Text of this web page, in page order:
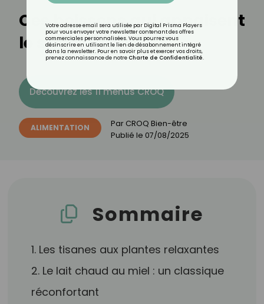
Ces boissons qui appaisent
le stress
Découvrez les 11 menus CROQ
ALIMENTATION Par CROQ Bien-être
Publié le 07/08/2025
Sommaire
1. Les tisanes aux plantes relaxantes
2. Le lait chaud au miel : un classique
réconfortant
Votre adresse email sera utilisée par Digital Prisma Players
pour vous envoyer votre newsletter contenant des offres
commerciales personnalisées. Vous pourrez vous
désinscrire en utilisant le lien de désabonnement intégré
dans la newsletter. Pour en savoir plus et exercer vos droits,
prenez connaissance de notre Charte de Confidentialité.